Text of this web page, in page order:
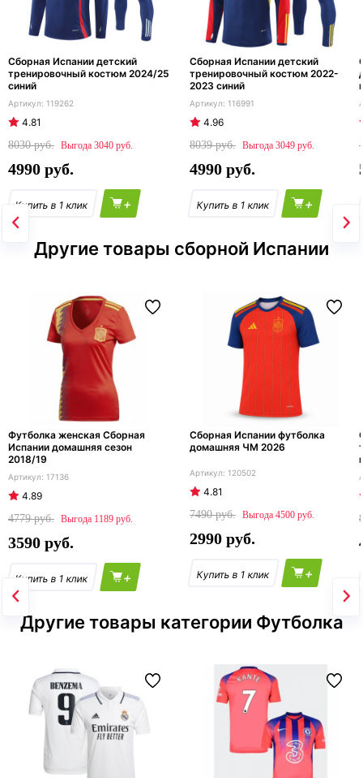
Сборная Испании детский
тренировочный костюм 2024/25
синий
119262
4.81
8030
3040
4990
+
Сборная Испании детский
тренировочный костюм 2022-
2023 синий
116991
4.96
8039
3049
4990
+
Другие товары сборной Испании
Футболка женская Сборная
Испании домашняя сезон
2018/19
17136
4.89
4779
1189
3590
+
Сборная Испании футболка
домашняя ЧМ 2026
120502
4.81
7490
4500
2990
+
Другие товары категории Футболка